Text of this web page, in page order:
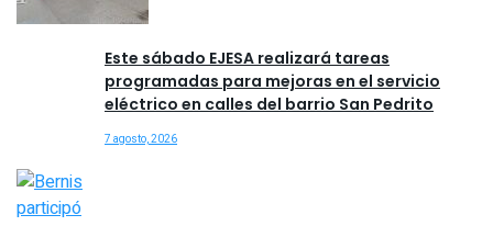
Este sábado EJESA realizará tareas
programadas para mejoras en el servicio
eléctrico en calles del barrio San Pedrito
7 agosto, 2026